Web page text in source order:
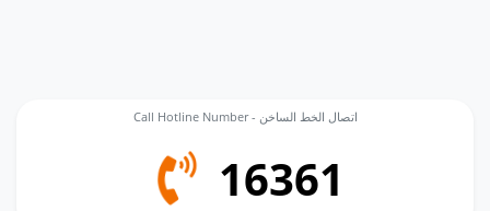
Call Hotline Number - اتصال الخط الساخن
16361